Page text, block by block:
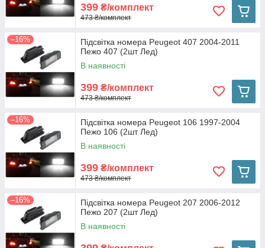
399 ₴/комплект
473 ₴/комплект
–16%
Підсвітка номера Peugeot 407 2004-2011
Пежо 407 (2шт Лед)
В наявності
399 ₴/комплект
473 ₴/комплект
–16%
Підсвітка номера Peugeot 106 1997-2004
Пежо 106 (2шт Лед)
В наявності
399 ₴/комплект
473 ₴/комплект
–16%
Підсвітка номера Peugeot 207 2006-2012
Пежо 207 (2шт Лед)
В наявності